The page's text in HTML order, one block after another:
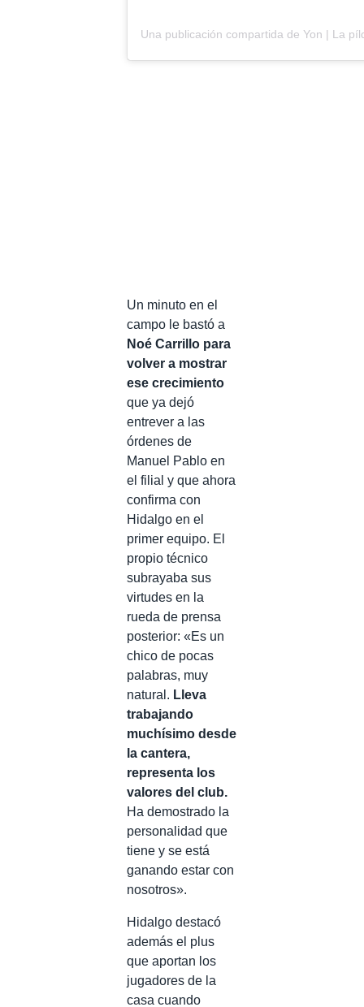
Un minuto en el
campo le bastó a
Noé Carrillo para
volver a mostrar
ese crecimiento
que ya dejó
entrever a las
órdenes de
Manuel Pablo en
el filial y que ahora
confirma con
Hidalgo en el
primer equipo. El
propio técnico
subrayaba sus
virtudes en la
rueda de prensa
posterior: «Es un
chico de pocas
palabras, muy
natural. Lleva
trabajando
muchísimo desde
la cantera,
representa los
valores del club.
Ha demostrado la
personalidad que
tiene y se está
ganando estar con
nosotros».
Hidalgo destacó
además el plus
que aportan los
jugadores de la
casa cuando